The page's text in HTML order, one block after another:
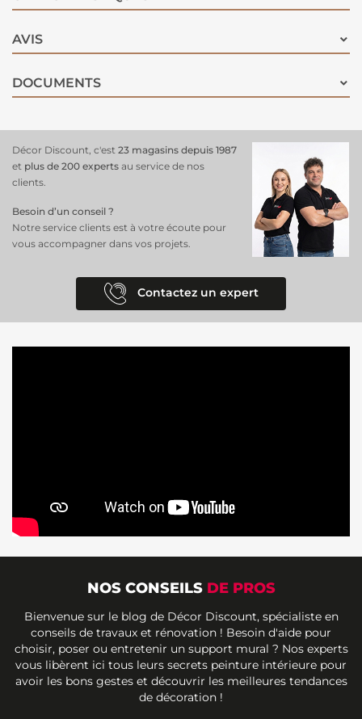
AVIS
DOCUMENTS
Décor Discount, c'est 23 magasins depuis 1987
et plus de 200 experts au service de nos
clients.
Besoin d’un conseil ?
Notre service clients est à votre écoute pour
vous accompagner dans vos projets.
Contactez un expert
NOS CONSEILS DE PROS
Bienvenue sur le blog de Décor Discount, spécialiste en
conseils de travaux et rénovation ! Besoin d'aide pour
choisir, poser ou entretenir un support mural ? Nos experts
vous libèrent ici tous leurs secrets peinture intérieure pour
avoir les bons gestes et découvrir les meilleures tendances
de décoration !